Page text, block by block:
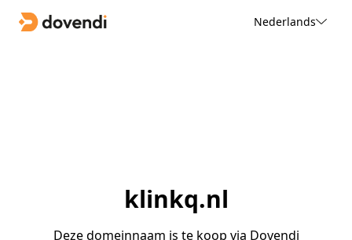
Nederlands
klinkq.nl
Deze domeinnaam is te koop via Dovendi